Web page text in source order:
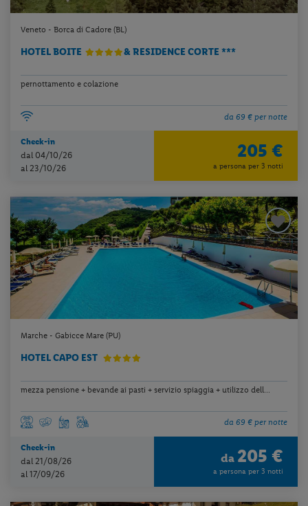
Veneto - Borca di Cadore (BL)
HOTEL BOITE & RESIDENCE CORTE ***
pernottamento e colazione
da 69 € per notte
Check-in
dal 04/10/26
al 23/10/26
205 €
a persona per 3 notti
Marche - Gabicce Mare (PU)
HOTEL CAPO EST
mezza pensione + bevande ai pasti + servizio spiaggia + utilizzo dell...
da 69 € per notte
Check-in
dal 21/08/26
al 17/09/26
da 205 €
a persona per 3 notti